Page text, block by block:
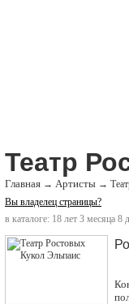
Театр
Главная → Артисты →
Вы владелец страницы?
в каталоге: 18 лет 3 месяца 8